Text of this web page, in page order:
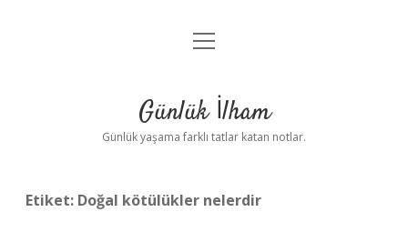
Anasayfa
Yasal Uyarı
menüyü
Günlük İlham
Günlük yaşama farklı tatlar katan notlar.
Etiket: Doğal kötülükler nelerdir